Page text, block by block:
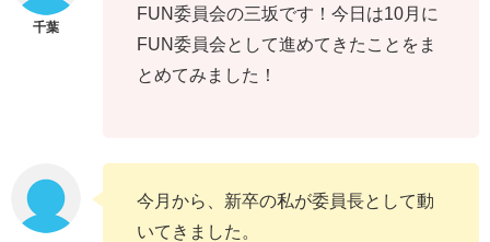
FUN委員会の三坂です！今日は10月に
FUN委員会として進めてきたことをま
とめてみました！
今月から、新卒の私が委員長として動
いてきました。